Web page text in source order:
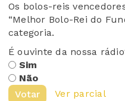
Os bolos-reis
“Melhor Bolo-Rei do
categoria.
É ouvinte da nossa
Sim
Não
Votar
Ver parcial